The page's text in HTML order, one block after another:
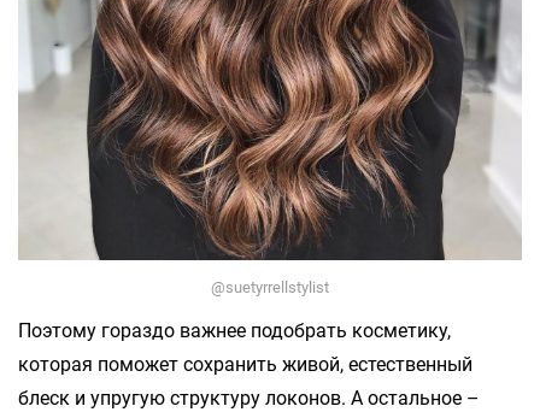
@suetyrrellstylist
Поэтому гораздо важнее подобрать косметику,
которая поможет сохранить живой, естественный
блеск и упругую структуру локонов. А остальное –